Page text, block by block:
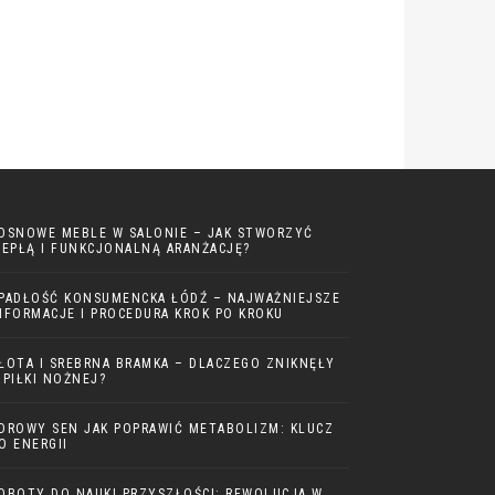
MEBLE W SALONIE – JAK STWORZYĆ
I FUNKCJONALNĄ ARANŻACJĘ?
KONSUMENCKA ŁÓDŹ – NAJWAŻNIEJSZE
I PROCEDURA KROK PO KROKU
I SREBRNA BRAMKA – DLACZEGO ZNIKNĘŁY
PIŁKI NOŻNEJ?
SEN JAK POPRAWIĆ METABOLIZM: KLUCZ
ENERGII